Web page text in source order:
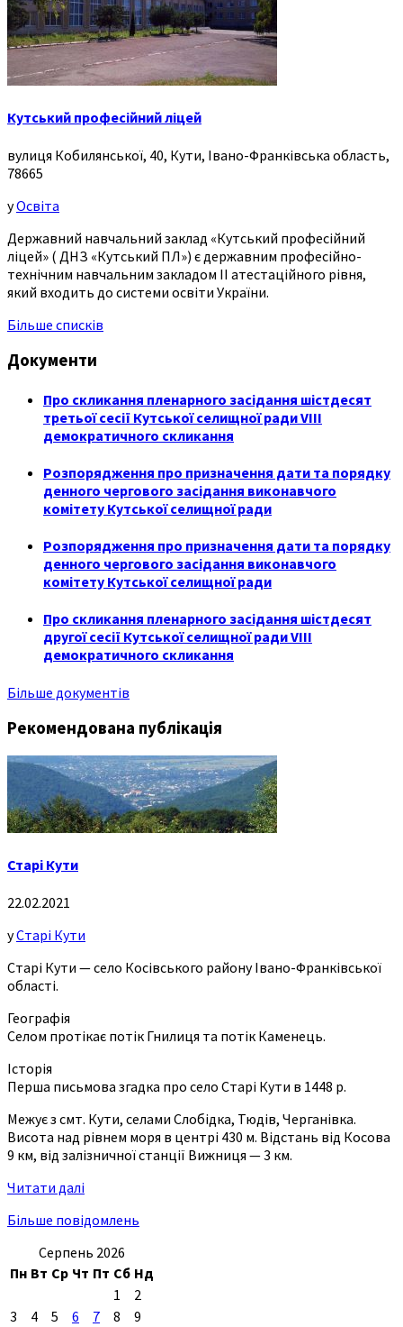
Кутський професійний ліцей
вулиця Кобилянської, 40, Кути, Івано-Франківська область,
78665
уОсвіта
Державний навчальний заклад «Кутський професійний
ліцей» ( ДНЗ «Кутський ПЛ») є державним професійно-
технічним навчальним закладом ІІ атестаційного рівня,
який входить до системи освіти України.
Більше списків
Документи
Про скликання пленарного засідання шістдесят
третьої сесії Кутської селищної ради VIII
демократичного скликання
Розпорядження про призначення дати та порядку
денного чергового засідання виконавчого
комітету Кутської селищної ради
Розпорядження про призначення дати та порядку
денного чергового засідання виконавчого
комітету Кутської селищної ради
Про скликання пленарного засідання шістдесят
другої сесії Кутської селищної ради VIII
демократичного скликання
Більше документів
Рекомендована публікація
Старі Кути
22.02.2021
уСтарі Кути
Старі Кути — село Косівського району Івано-Франківської
області.
Географія
Селом протікає потік Гнилиця та потік Каменець.
Історія
Перша письмова згадка про село Старі Кути в 1448 р.
Межує з смт. Кути, селами Слобідка, Тюдів, Черганівка.
Висота над рівнем моря в центрі 430 м. Відстань від Косова
9 км, від залізничної станції Вижниця — 3 км.
Читати далі
Більше повідомлень
Серпень 2026
Пн Вт Ср Чт Пт Сб Нд
1
2
3
4 5 6 7 8
9